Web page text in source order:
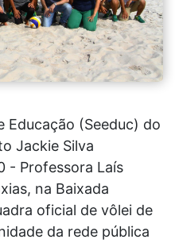
Educação (Seeduc) do
Jackie Silva
- Professora Laís
na Baixada
oficial de vôlei de
da rede pública